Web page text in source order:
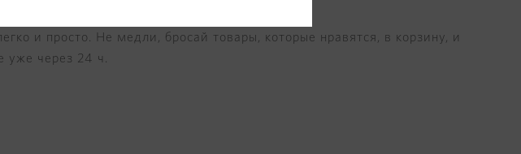
и просто. Не медли, бросай товары, которые нравятся, в корзину, и
уже через 24 ч.